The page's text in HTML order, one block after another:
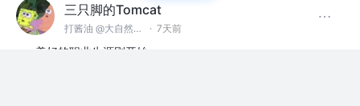
三只脚的Tomcat
打酱油 @大自然空气搬运股份有限公司 · 7天前
美好的职业生涯刚开始，